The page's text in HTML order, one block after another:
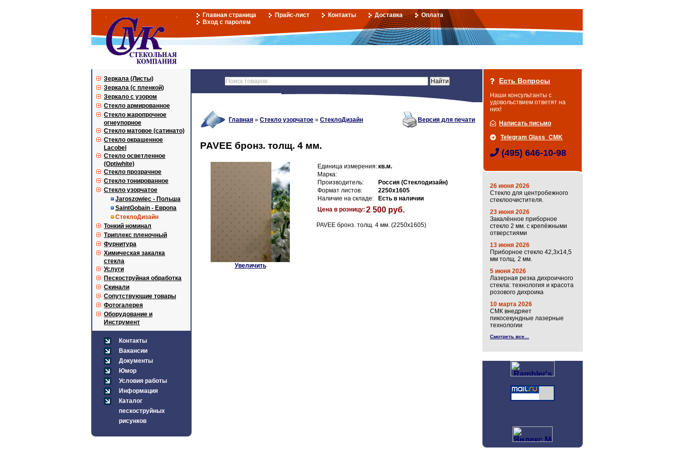
Главная страница Прайс-лист Контакты Доставка
Оплата
Вход с паролем
Зеркала (Листы)
Зеркала (с пленкой)
Зеркало с узором
Стекло армированное
Стекло жаропрочное
огнеупорное
Стекло матовое (сатинато)
Стекло окрашенное
Lacobel
Стекло осветленное
(Optiwhite)
Стекло прозрачное
Стекло тонированное
Стекло узорчатое
Jaroszowiec - Польша
SaintGobain - Европа
СтеклоДизайн
Тонкий номинал
Триплекс пленочный
Фурнитура
Химическая закалка
стекла
Услуги
Пескоструйная обработка
Скинали
Сопутствующие товары
Фотогалерея
Оборудование и
Инструмент
Контакты
Вакансии
Документы
Юмор
Условия работы
Информация
Каталог
пескоструйных
рисунков
Главная » Стекло узорчатое » СтеклоДизайн Версия для печати
PAVEE бронз. толщ. 4 мм.
Увеличить
Единица измерения:кв.м.
Марка:
Производитель:
Россия (Стеклодизайн)
Формат листов:
2250х1605
Наличие на складе:
Есть в наличии
Цена в розницу: 2 500 руб.
PAVEE бронз. толщ. 4 мм. (2250х1605)
Есть Вопросы
Наши консультанты с
удовольствием ответят на
них!
Написать письмо
Telegram Glass_CMK
(495) 646-10-98
26 июня 2026
Стекло для центробежного
стеклоочистителя.
23 июня 2026
Закалённое приборное
стекло 2 мм. с крепёжными
отверстиями
13 июня 2026
Приборное стекло 42,3х14,5
мм толщ. 2 мм.
5 июня 2026
Лазерная резка дихроичного
стекла: технология и красота
розового дихроика
10 марта 2026
СМК внедряет
пикосекундные лазерные
технологии
Смотреть все...